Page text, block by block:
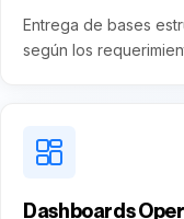
Entrega de bases
según los
Dashboards